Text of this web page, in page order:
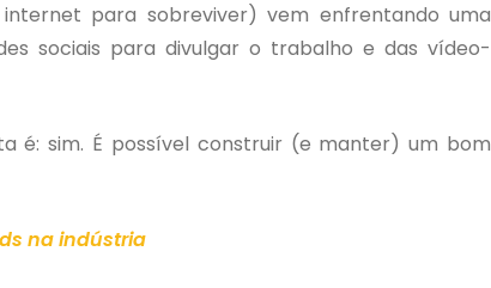
para sobreviver) vem enfrentando uma
sociais para divulgar o trabalho e das vídeo-
é: sim. É possível construir (e manter) um bom
na indústria